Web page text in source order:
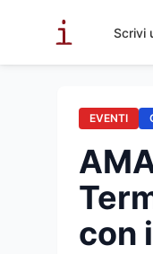
Scrivi
EVENTI
con